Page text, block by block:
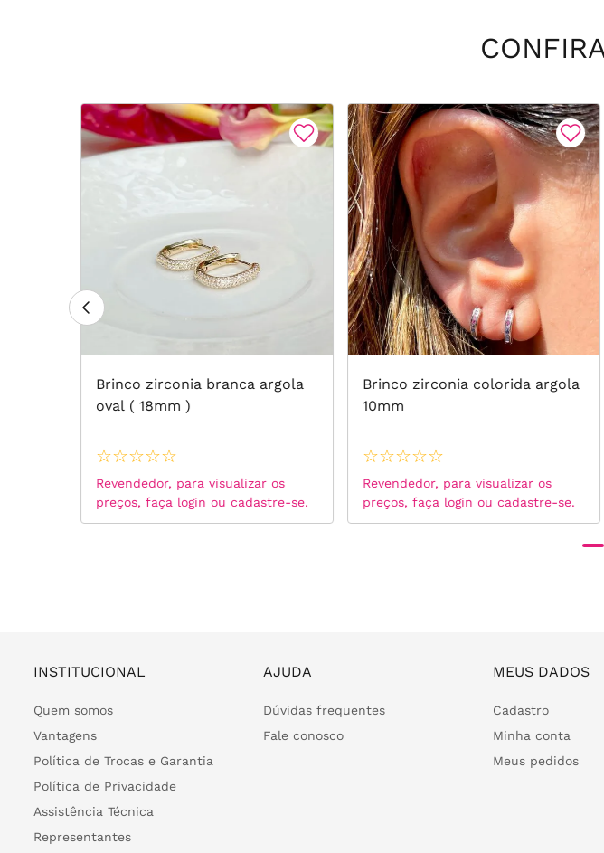
Brinco zirconia branca argola
oval ( 18mm )
☆☆☆☆☆
Revendedor, para visualizar os
preços, faça login ou cadastre-se.
Brinco zirconia colorida argola
10mm
☆☆☆☆☆
Revendedor, para visualizar os
preços, faça login ou cadastre-se.
INSTITUCIONAL
Quem somos
Vantagens
Política de Trocas e Garantia
Política de Privacidade
Assistência Técnica
Representantes
AJUDA
Dúvidas frequentes
Fale conosco
MEUS DADOS
Cadastro
Minha conta
Meus pedidos